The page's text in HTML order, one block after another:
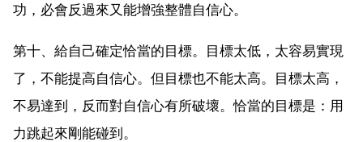
功，必會反過來又能增強整體自信心。
第十、給自己確定恰當的目標。目標太低，太容易實現
了，不能提高自信心。但目標也不能太高。目標太高，
不易達到，反而對自信心有所破壞。恰當的目標是：用
力跳起來剛能碰到。